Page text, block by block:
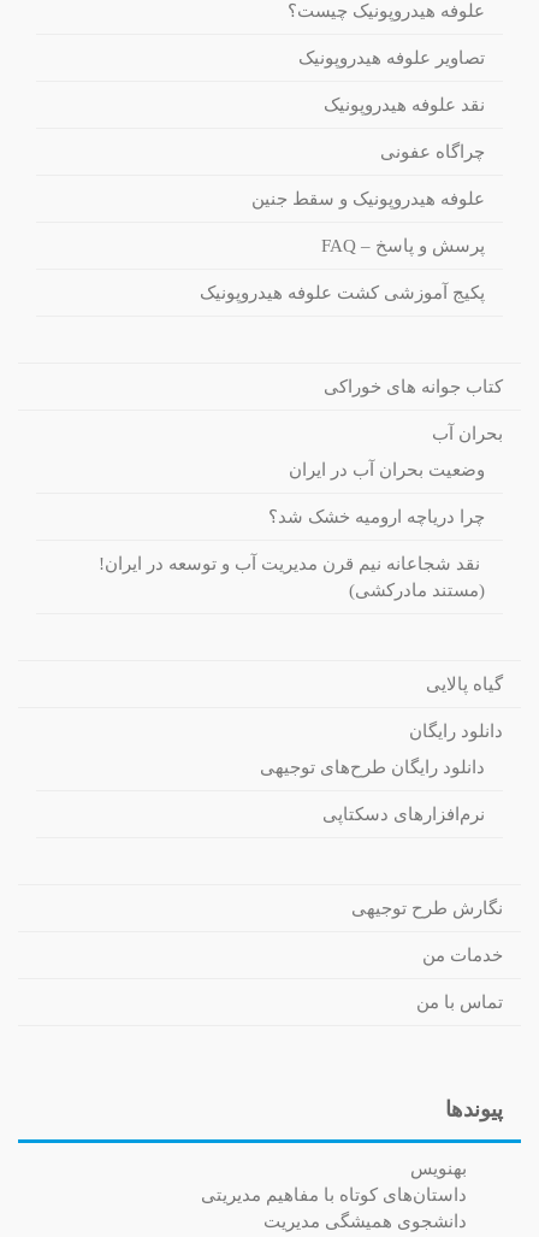
علوفه هیدروپونیک چیست؟
تصاویر علوفه هیدروپونیک
نقد علوفه هیدروپونیک
چراگاه عفونی
علوفه هیدروپونیک و سقط جنین
پرسش و پاسخ – FAQ
پکیج آموزشی کشت علوفه هیدروپونیک
کتاب جوانه های خوراکی
بحران آب
وضعیت بحران آب در ایران
چرا دریاچه ارومیه خشک شد؟
نقد شجاعانه نیم قرن مدیریت آب و توسعه در ایران!
(مستند مادرکشی)
گیاه پالایی
دانلود رایگان
دانلود رایگان طرح‌های توجیهی
نرم‌افزارهای دسکتاپی
نگارش طرح توجیهی
خدمات من
تماس با من
پیوندها
بهنویس
داستان‌های کوتاه با مفاهیم مدیریتی
دانشجوی همیشگی مدیریت